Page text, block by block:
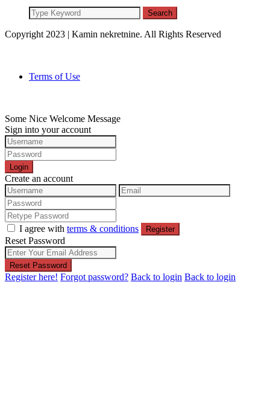
Search
Copyright 2023 | Kamin nekretnine. All Rights Reserved
Terms of Use
Some Nice Welcome Message
Sign into your account
Login
Create an account
I agree with terms & conditions Register
Reset Password
Reset Password
Register here! Forgot password? Back to login Back to login